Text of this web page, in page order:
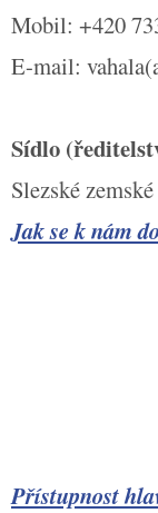
Mobil: +420
E-mail:
Sídlo
Slezské
Jak se k nám
Přístupnost